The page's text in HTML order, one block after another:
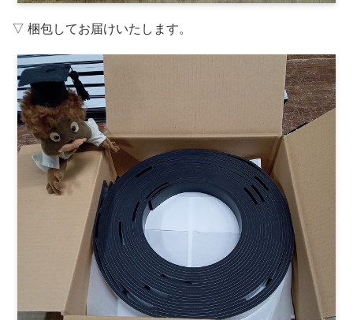
▽ 梱包してお届けいたします。